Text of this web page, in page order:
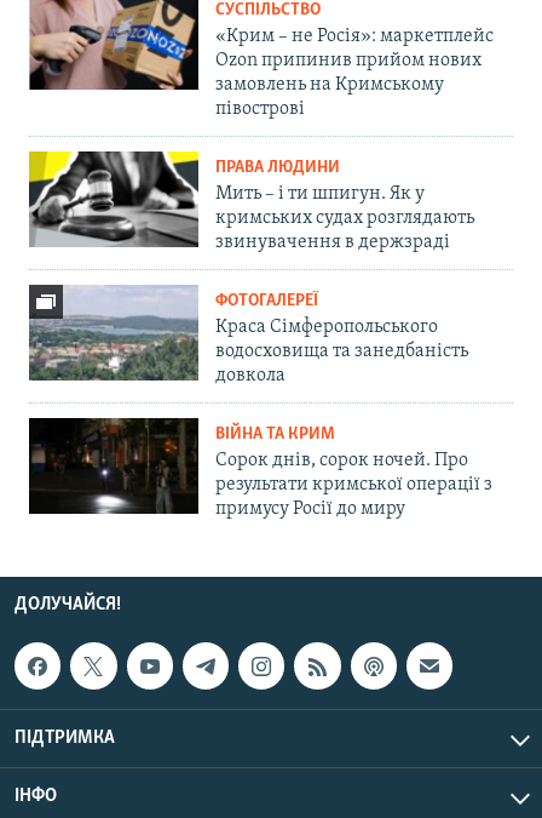
СУСПІЛЬСТВО
«Крим – не Росія»: маркетплейс
Ozon припинив прийом нових
замовлень на Кримському
півострові
ПРАВА ЛЮДИНИ
Мить – і ти шпигун. Як у
кримських судах розглядають
звинувачення в держзраді
ФОТОГАЛЕРЕЇ
Краса Сімферопольського
водосховища та занедбаність
довкола
ВІЙНА ТА КРИМ
Сорок днів, сорок ночей. Про
результати кримської операції з
примусу Росії до миру
ДОЛУЧАЙСЯ!
ПІДТРИМКА
ІНФО